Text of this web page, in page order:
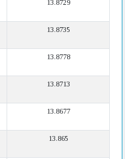
13.8729
13.8735
13.8778
13.8713
13.8677
13.865